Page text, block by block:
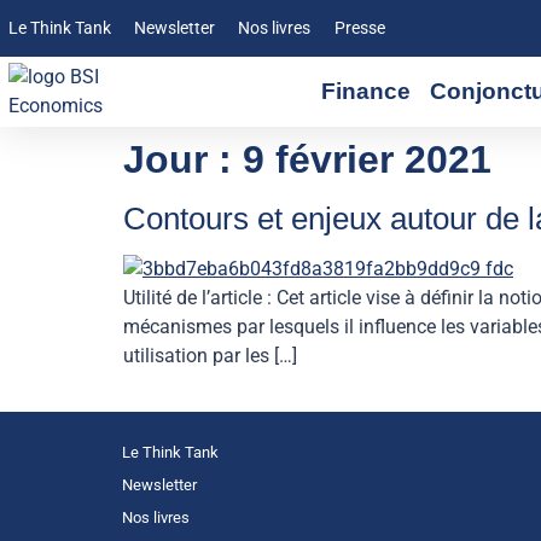
Le Think Tank Newsletter Nos livres Presse
Finance
Jour : 9 février 2021
Contours et enjeux autour de
Utilité de l’article : Cet article vise à définir la
mécanismes par lesquels il influence les
utilisation par les […]
Le Think Tank
Newsletter
Nos livres